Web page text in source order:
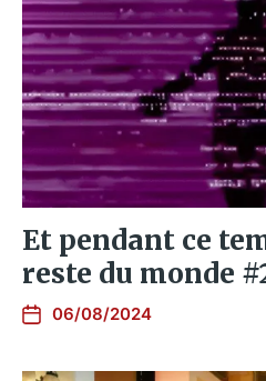
Et pendant ce
reste du monde
06/08/2024